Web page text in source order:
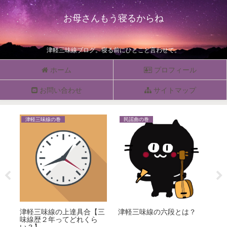
お母さんもう寝るからね
津軽三味線ブログ。寝る前にひとこと言わせて。
ホーム プロフィール
お問い合わせ サイトマップ
津軽三味線の巻
津軽三味線の上達具合【三
味線歴２年ってどれくら
民謡曲の巻
津軽三味線の六段とは？